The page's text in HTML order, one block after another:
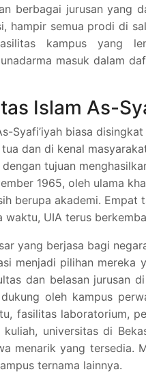
berbagai jurusan yang
hampir semua prodi di
kampus yang
masuk dalam
Islam As-
Syafi’iyah biasa
dan di kenal
tujuan
1965, oleh ulama
berupa akademi.
waktu, UIA terus
yang berjasa bagi
menjadi pilihan
dan belasan jurusan
oleh kampus
fasilitas laboratorium,
universitas di
menarik yang tersedia.
ternama lainnya.